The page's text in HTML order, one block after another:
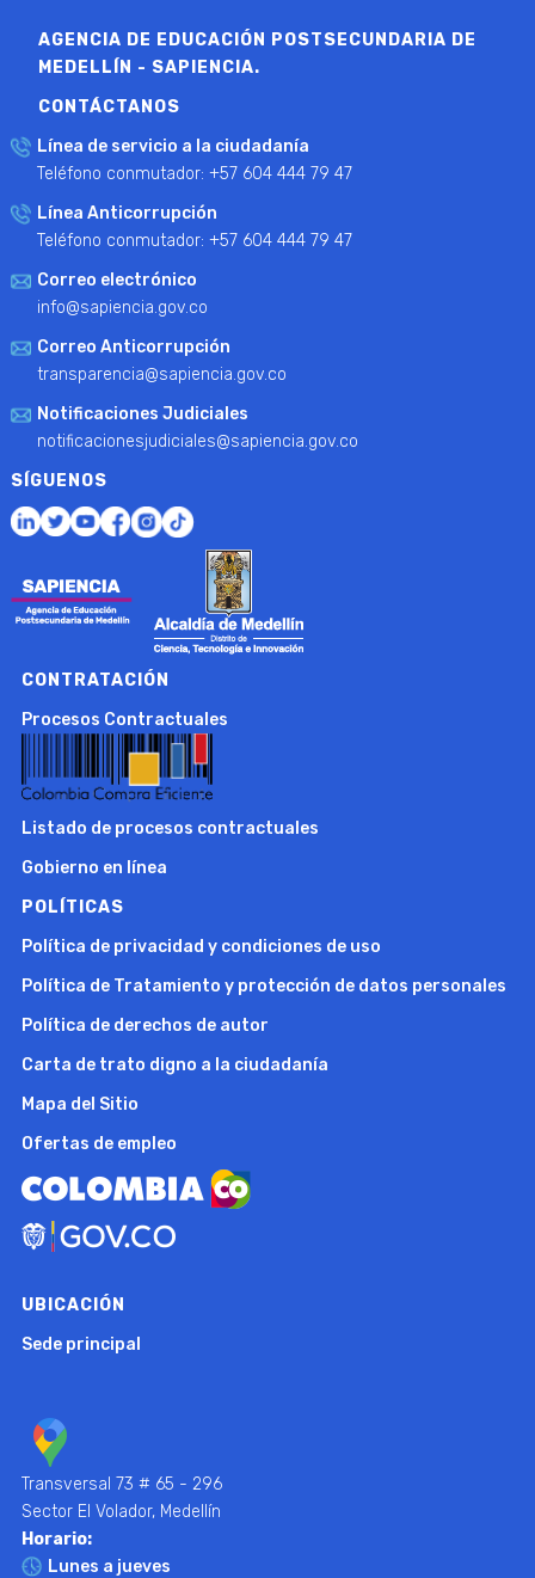
AGENCIA DE EDUCACIÓN POSTSECUNDARIA DE
MEDELLÍN - SAPIENCIA.
CONTÁCTANOS
Línea de servicio a la ciudadanía
Teléfono conmutador: +57 604 444 79 47
Línea Anticorrupción
Teléfono conmutador: +57 604 444 79 47
Correo electrónico
info@sapiencia.gov.co
Correo Anticorrupción
transparencia@sapiencia.gov.co
Notificaciones Judiciales
notificacionesjudiciales@sapiencia.gov.co
SÍGUENOS
CONTRATACIÓN
Procesos Contractuales
Listado de procesos contractuales
Gobierno en línea
POLÍTICAS
Política de privacidad y condiciones de uso
Política de Tratamiento y protección de datos personales
Política de derechos de autor
Carta de trato digno a la ciudadanía
Mapa del Sitio
Ofertas de empleo
UBICACIÓN
Sede principal
Transversal 73 # 65 - 296
Sector El Volador, Medellín
Horario:
Lunes a jueves